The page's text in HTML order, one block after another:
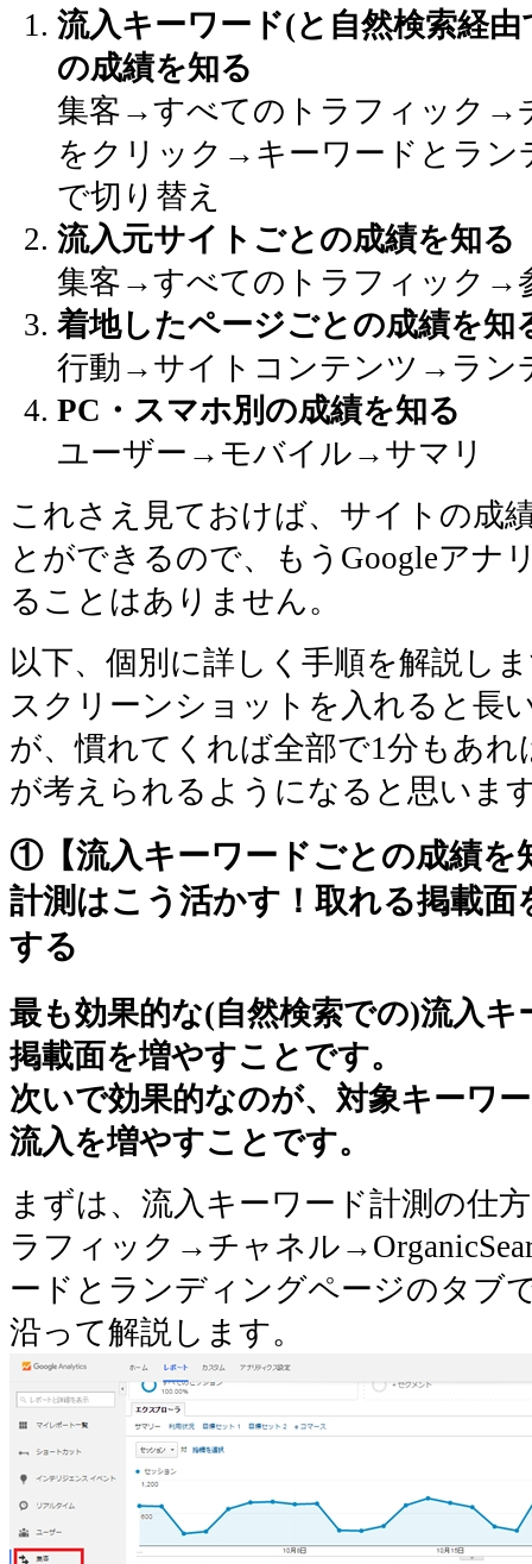
流入キーワード(と自然検索経
の成績を知る
集客→すべてのトラフィック→
をクリック→キーワードとラン
で切り替え
流入元サイトごとの成績を知る
集客→すべてのトラフィック→
着地したページごとの成績を知
行動→サイトコンテンツ→ラン
PC・スマホ別の成績を知る
ユーザー→モバイル→サマリ
これさえ見ておけば、サイトの成
とができるので、もうGoogleアナ
ることはありません。
以下、個別に詳しく手順を解説し
スクリーンショットを入れると長
が、慣れてくれば全部で1分もあ
が考えられるようになると思いま
①【流入キーワードごとの成績を
計測はこう活かす！取れる掲載面
する
最も効果的な(自然検索での)流入
掲載面を増やすことです。
次いで効果的なのが、対象キーワ
流入を増やすことです。
まずは、流入キーワード計測の仕
ラフィック→チャネル
ードとランディングページのタブ
沿って解説します。